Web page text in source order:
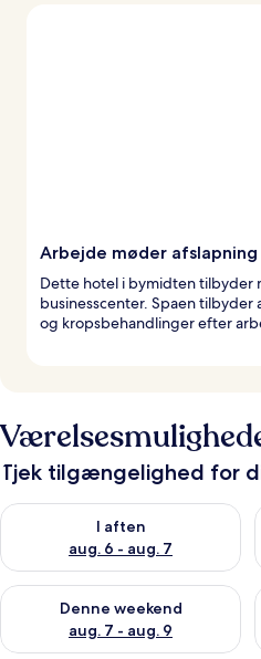
Arbejde møder afslapning
Dette hotel i bymidten tilbyder
businesscenter. Spaen tilbyder
og kropsbehandlinger efter
Tjek tilgængelighed for
I aften
aug. 6 - aug. 7
Tjek tilgængelighed for i aften
Denne weekend
aug. 7 - aug. 9
Tjek tilgængelighed for denne